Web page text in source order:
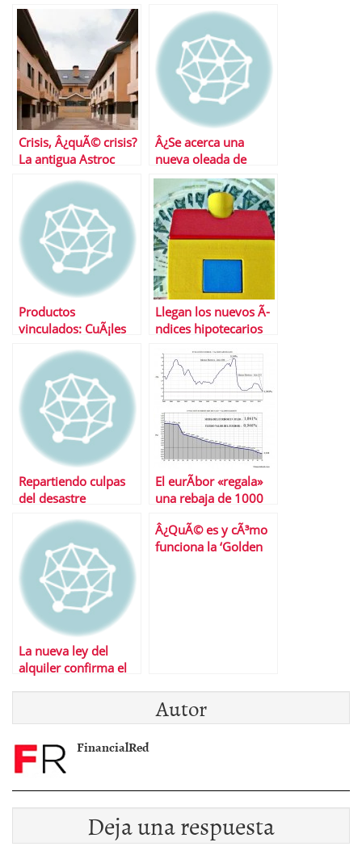
inmobiliarios?
Crisis, Â¿quÃ© crisis?
La antigua Astroc
vende sus casas un
8% mÃ¡s caro
Â¿Se acerca una
nueva oleada de
embargos de casas?
Productos
vinculados: CuÃ¡les
son y cuanto cuestan
Llegan los nuevos Ã­
ndices hipotecarios
Repartiendo culpas
del desastre
inmobiliario
Â¿CÃ³mo hemos
llegado hasta aquÃ­ y
quÃ© hacer ahora
con tu piso?
El eurÃ­bor «regala»
una rebaja de 1000
La nueva ley del
alquiler confirma el
Â¿QuÃ© es y cÃ³mo
funciona la ‘Golden
Autor
FinancialRed
Deja una respuesta